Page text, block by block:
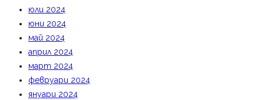
юли 2024
юни 2024
май 2024
април 2024
март 2024
февруари 2024
януари 2024